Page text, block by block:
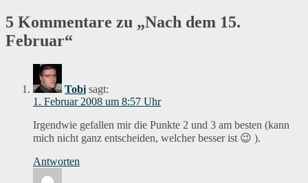
5 Kommentare zu „Nach dem 15.
Februar“
Tobi sagt:
1. Februar 2008 um 8:57 Uhr
Irgendwie gefallen mir die Punkte 2 und 3 am besten (kann
mich nicht ganz entscheiden, welcher besser ist 😉 ).
Antworten